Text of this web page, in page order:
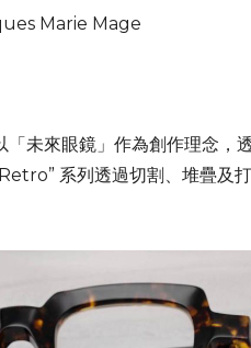
Marie Mage
未來眼鏡」作為創作理念，
系列透過切割、堆疊及